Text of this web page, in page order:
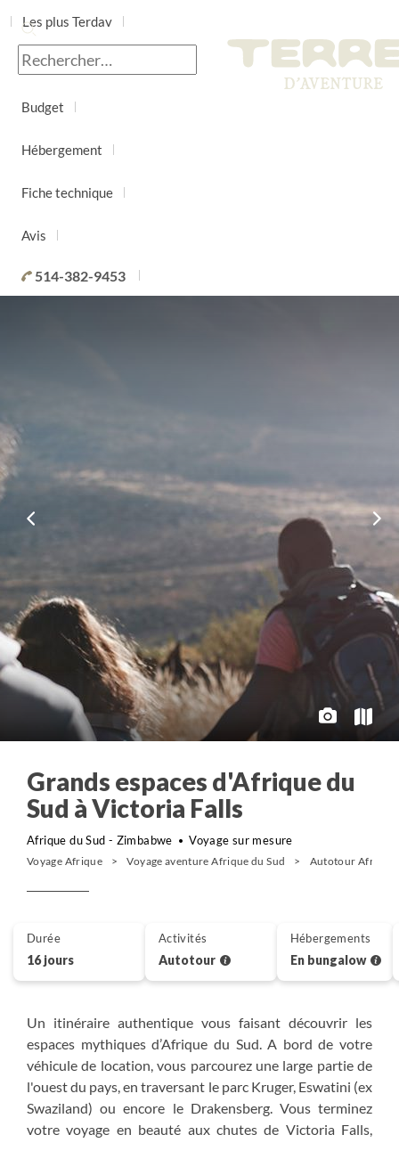
Les plus Terdav
Jour par jour
Budget
Hébergement
Fiche technique
Avis
514-382-9453
Grands espaces d'Afrique du
Sud à Victoria Falls
Afrique du Sud - Zimbabwe Voyage sur mesure
Voyage Afrique Voyage aventure Afrique du Sud Autotour Afrique
Un itinéraire authentique vous faisant découvrir les
espaces mythiques d’Afrique du Sud. A bord de votre
véhicule de location, vous parcourez une large partie de
l'ouest du pays, en traversant le parc Kruger, Eswatini (ex
Swaziland) ou encore le Drakensberg. Vous terminez
votre voyage en beauté aux chutes de Victoria Falls,
Durée
16 jours
Activités
Autotour
Hébergements
En bungalow